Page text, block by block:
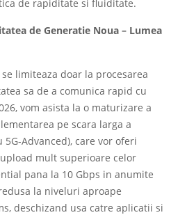
de rapiditate si fluiditate.
de Generatie Noua – Lumea
limiteaza doar la procesarea
sa de a comunica rapid cu
vom asista la o maturizare a
pe scara larga a
Advanced), care vor oferi
mult superioare celor
pana la 10 Gbps in anumite
la niveluri aproape
deschizand usa catre aplicatii si